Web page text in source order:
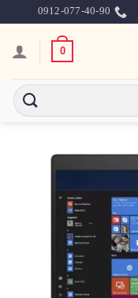
0912-077-40-90
0